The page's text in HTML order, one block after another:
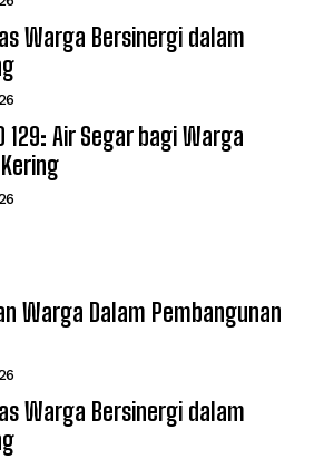
Warga Bersinergi dalam
129: Air Segar bagi Warga
Warga Dalam Pembangunan
Warga Bersinergi dalam